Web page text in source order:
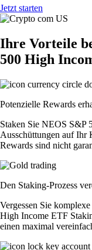
Jetzt starten
Ihre Vorteile
500 High
Potenzielle Rewards
Staken Sie NEOS S&P
Ausschüttungen auf Ihr
Rewards sind nicht
Den Staking-Prozess
Vergessen Sie
High Income ETF
einen maximal